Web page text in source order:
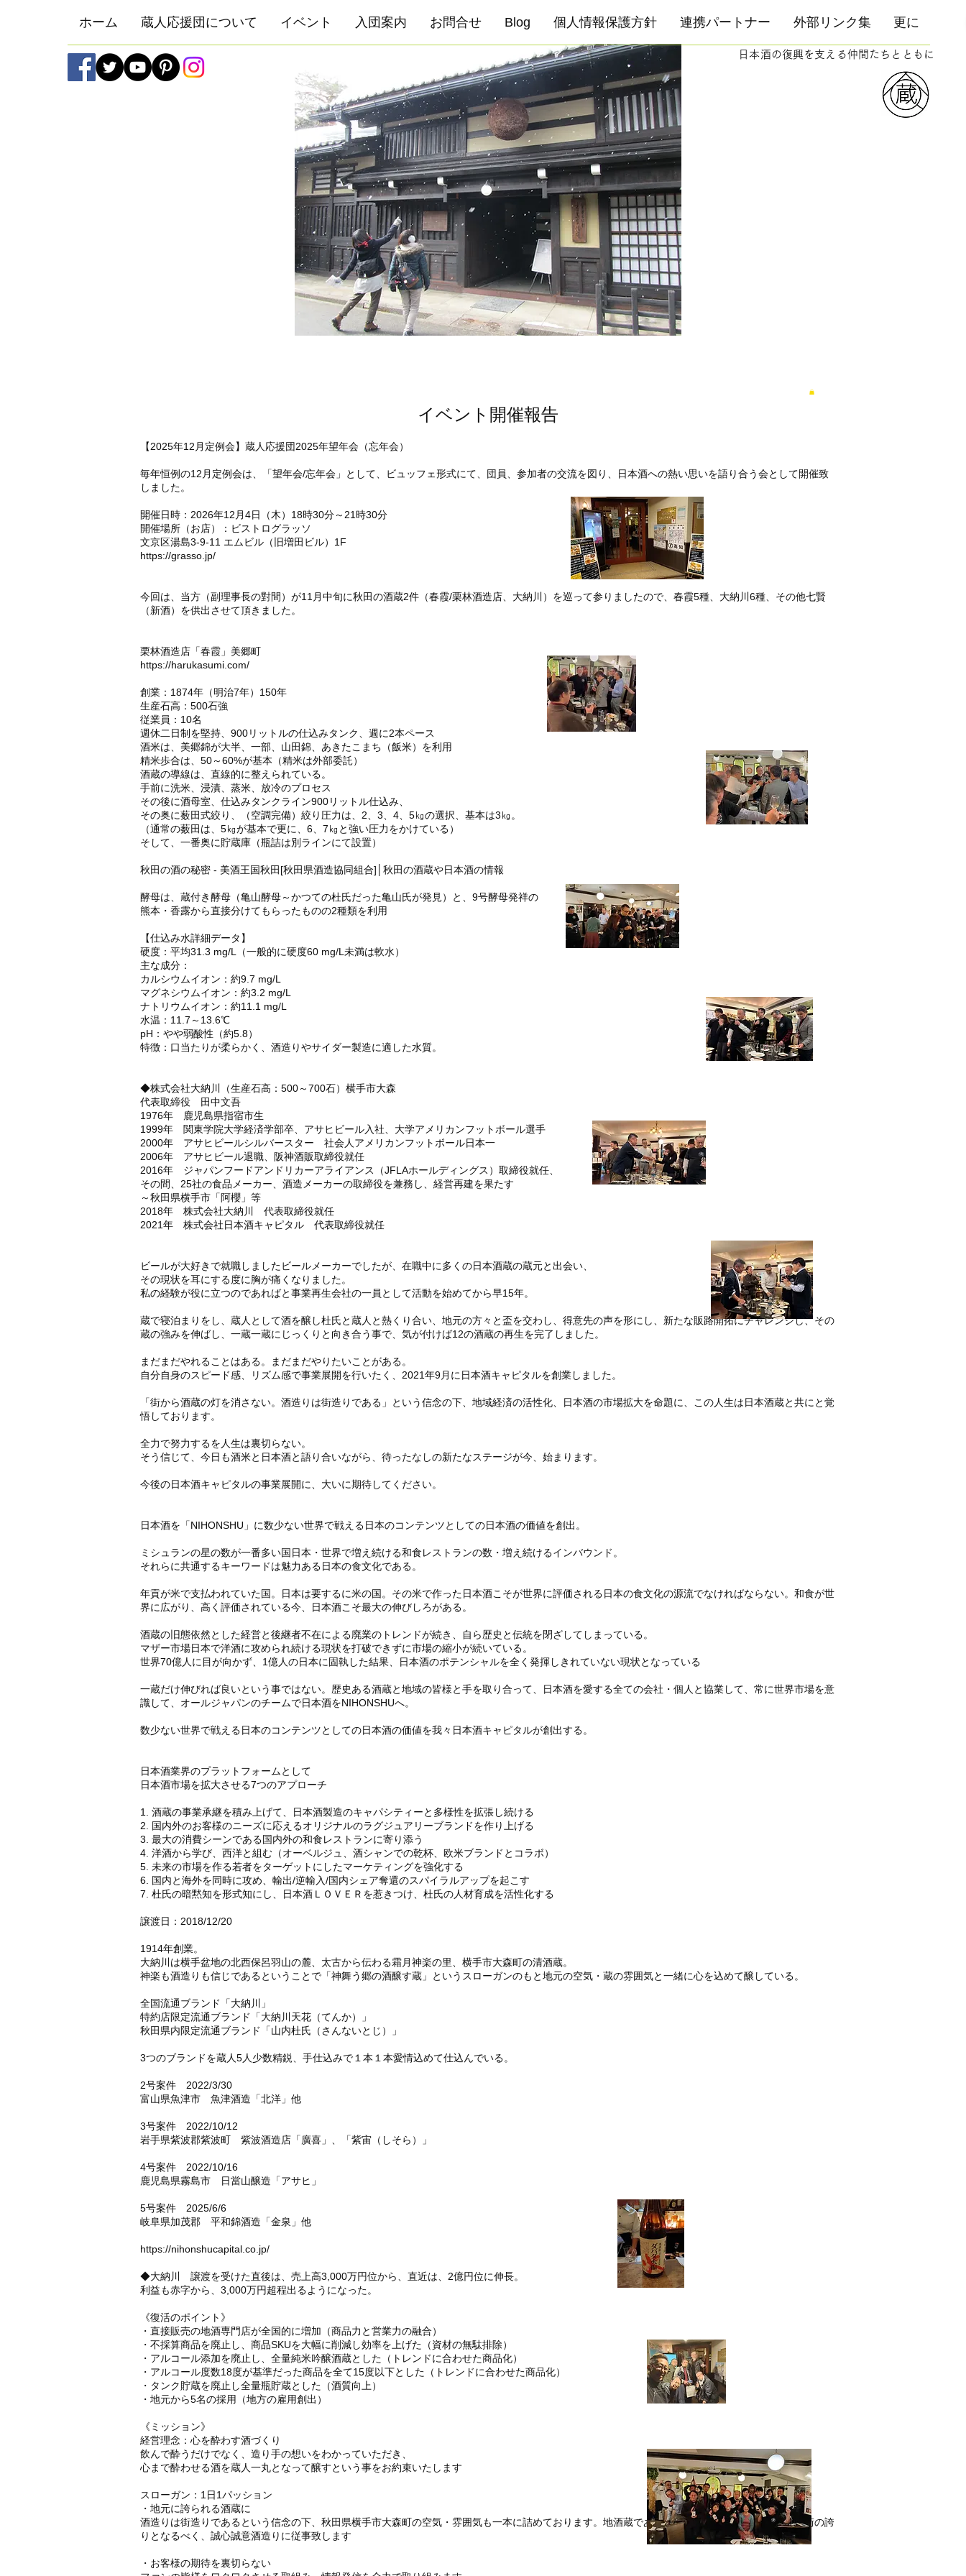
ホーム 蔵人応援団について イベント 入団案内 お問合せ Blog 個人情報保護方針 連携パートナー 外部リンク集 更に
日本酒の復興を支える仲間たちとともに
イベント開催報告
【2025年12月定例会】蔵人応援団2025年望年会（忘年会）
毎年恒例の12月定例会は、「望年会/忘年会」として、ビュッフェ形式にて、団員、参加者の交流を図り、日本酒への熱い思いを語り合う会として開催致
しました。
開催日時：2026年12月4日（木）18時30分～21時30分
開催場所（お店）：ビストログラッソ
文京区湯島3-9-11 エムビル（旧増田ビル）1F
https://grasso.jp/
今回は、当方（副理事長の對間）が11月中旬に秋田の酒蔵2件（春霞/栗林酒造店、大納川）を巡って参りましたので、春霞5種、大納川6種、その他七賢
（新酒）を供出させて頂きました。
栗林酒造店「春霞」美郷町
https://harukasumi.com/
創業：1874年（明治7年）150年
生産石高：500石強
従業員：10名
週休二日制を堅持、900リットルの仕込みタンク、週に2本ペース
酒米は、美郷錦が大半、一部、山田錦、あきたこまち（飯米）を利用
精米歩合は、50～60%が基本（精米は外部委託）
酒蔵の導線は、直線的に整えられている。
手前に洗米、浸漬、蒸米、放冷のプロセス
その後に酒母室、仕込みタンクライン900リットル仕込み、
その奥に薮田式絞り、（空調完備）絞り圧力は、2、3、4、5㎏の選択、基本は3㎏。
（通常の薮田は、5㎏が基本で更に、6、7㎏と強い圧力をかけている）
そして、一番奥に貯蔵庫（瓶詰は別ラインにて設置）
秋田の酒の秘密 - 美酒王国秋田[秋田県酒造協同組合]│秋田の酒蔵や日本酒の情報
酵母は、蔵付き酵母（亀山酵母～かつての杜氏だった亀山氏が発見）と、9号酵母発祥の
熊本・香露から直接分けてもらったものの2種類を利用
【仕込み水詳細データ】
硬度：平均31.3 mg/L（一般的に硬度60 mg/L未満は軟水）
主な成分：
カルシウムイオン：約9.7 mg/L
マグネシウムイオン：約3.2 mg/L
ナトリウムイオン：約11.1 mg/L
水温：11.7～13.6℃
pH：やや弱酸性（約5.8）
特徴：口当たりが柔らかく、酒造りやサイダー製造に適した水質。
◆株式会社大納川（生産石高：500～700石）横手市大森
代表取締役 田中文吾
1976年 鹿児島県指宿市生
1999年 関東学院大学経済学部卒、アサヒビール入社、大学アメリカンフットボール選手
2000年 アサヒビールシルバースター 社会人アメリカンフットボール日本一
2006年 アサヒビール退職、阪神酒販取締役就任
2016年 ジャパンフードアンドリカーアライアンス（JFLAホールディングス）取締役就任、
その間、25社の食品メーカー、酒造メーカーの取締役を兼務し、経営再建を果たす
～秋田県横手市「阿櫻」等
2018年 株式会社大納川 代表取締役就任
2021年 株式会社日本酒キャピタル 代表取締役就任
ビールが大好きで就職しましたビールメーカーでしたが、在職中に多くの日本酒蔵の蔵元と出会い、
その現状を耳にする度に胸が痛くなりました。
私の経験が役に立つのであればと事業再生会社の一員として活動を始めてから早15年。
蔵で寝泊まりをし、蔵人として酒を醸し杜氏と蔵人と熱くり合い、地元の方々と盃を交わし、得意先の声を形にし、新たな販路開拓にチャレンジし、その
蔵の強みを伸ばし、一蔵一蔵にじっくりと向き合う事で、気が付けば12の酒蔵の再生を完了しました。
まだまだやれることはある。まだまだやりたいことがある。
自分自身のスピード感、リズム感で事業展開を行いたく、2021年9月に日本酒キャピタルを創業しました。
「街から酒蔵の灯を消さない。酒造りは街造りである」という信念の下、地域経済の活性化、日本酒の市場拡大を命題に、この人生は日本酒蔵と共にと覚
悟しております。
全力で努力するを人生は裏切らない。
そう信じて、今日も酒米と日本酒と語り合いながら、待ったなしの新たなステージが今、始まります。
今後の日本酒キャピタルの事業展開に、大いに期待してください。
日本酒を「NIHONSHU」に数少ない世界で戦える日本のコンテンツとしての日本酒の価値を創出。
ミシュランの星の数が一番多い国日本・世界で増え続ける和食レストランの数・増え続けるインバウンド。
それらに共通するキーワードは魅力ある日本の食文化である。
年貢が米で支払われていた国。日本は要するに米の国。その米で作った日本酒こそが世界に評価される日本の食文化の源流でなければならない。和食が世
界に広がり、高く評価されている今、日本酒こそ最大の伸びしろがある。
酒蔵の旧態依然とした経営と後継者不在による廃業のトレンドが続き、自ら歴史と伝統を閉ざしてしまっている。
マザー市場日本で洋酒に攻められ続ける現状を打破できずに市場の縮小が続いている。
世界70億人に目が向かず、1億人の日本に固執した結果、日本酒のポテンシャルを全く発揮しきれていない現状となっている
一蔵だけ伸びれば良いという事ではない。歴史ある酒蔵と地域の皆様と手を取り合って、日本酒を愛する全ての会社・個人と協業して、常に世界市場を意
識して、オールジャパンのチームで日本酒をNIHONSHUへ。
数少ない世界で戦える日本のコンテンツとしての日本酒の価値を我々日本酒キャピタルが創出する。
日本酒業界のプラットフォームとして
日本酒市場を拡大させる7つのアプローチ
1. 酒蔵の事業承継を積み上げて、日本酒製造のキャパシティーと多様性を拡張し続ける
2. 国内外のお客様のニーズに応えるオリジナルのラグジュアリーブランドを作り上げる
3. 最大の消費シーンである国内外の和食レストランに寄り添う
4. 洋酒から学び、西洋と組む（オーベルジュ、酒シャンでの乾杯、欧米ブランドとコラボ）
5. 未来の市場を作る若者をターゲットにしたマーケティングを強化する
6. 国内と海外を同時に攻め、輸出/逆輸入/国内シェア奪還のスパイラルアップを起こす
7. 杜氏の暗黙知を形式知にし、日本酒ＬＯＶＥＲを惹きつけ、杜氏の人材育成を活性化する
譲渡日：2018/12/20
1914年創業。
大納川は横手盆地の北西保呂羽山の麓、太古から伝わる霜月神楽の里、横手市大森町の清酒蔵。
神楽も酒造りも信じであるということで「神舞う郷の酒醸す蔵」というスローガンのもと地元の空気・蔵の雰囲気と一緒に心を込めて醸している。
全国流通ブランド「大納川」
特約店限定流通ブランド「大納川天花（てんか）」
秋田県内限定流通ブランド「山内杜氏（さんないとじ）」
3つのブランドを蔵人5人少数精鋭、手仕込みで１本１本愛情込めて仕込んでいる。
2号案件 2022/3/30
富山県魚津市 魚津酒造「北洋」他
3号案件 2022/10/12
岩手県紫波郡紫波町 紫波酒造店「廣喜」、「紫宙（しそら）」
4号案件 2022/10/16
鹿児島県霧島市 日當山醸造「アサヒ」
5号案件 2025/6/6
岐阜県加茂郡 平和錦酒造「金泉」他
https://nihonshucapital.co.jp/
◆大納川 譲渡を受けた直後は、売上高3,000万円位から、直近は、2億円位に伸長。
利益も赤字から、3,000万円超程出るようになった。
《復活のポイント》
・直接販売の地酒専門店が全国的に増加（商品力と営業力の融合）
・不採算商品を廃止し、商品SKUを大幅に削減し効率を上げた（資材の無駄排除）
・アルコール添加を廃止し、全量純米吟醸酒蔵とした（トレンドに合わせた商品化）
・アルコール度数18度が基準だった商品を全て15度以下とした（トレンドに合わせた商品化）
・タンク貯蔵を廃止し全量瓶貯蔵とした（酒質向上）
・地元から5名の採用（地方の雇用創出）
《ミッション》
経営理念：心を酔わす酒づくり
飲んで酔うだけでなく、造り手の想いをわかっていただき、
心まで酔わせる酒を蔵人一丸となって醸すという事をお約束いたします
スローガン：1日1パッション
・地元に誇られる酒蔵に
酒造りは街造りであるという信念の下、秋田県横手市大森町の空気・雰囲気も一本に詰めております。地酒蔵である以上、地元の方々に支持されて街の誇
りとなるべく、誠心誠意酒造りに従事致します
・お客様の期待を裏切らない